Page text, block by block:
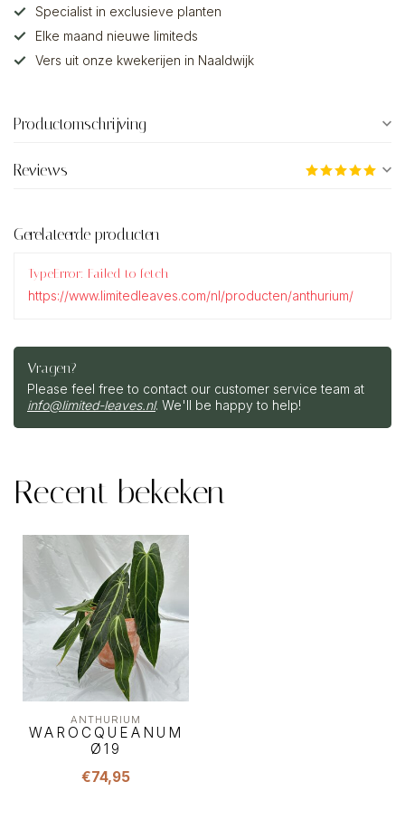
Specialist in exclusieve planten
Elke maand nieuwe limiteds
Vers uit onze kwekerijen in Naaldwijk
Productomschrijving
Reviews
Gerelateerde producten
TypeError: Failed to fetch
https://www.limitedleaves.com/nl/producten/anthurium/
Vragen?
Please feel free to contact our customer service team at
info@limited-leaves.nl. We'll be happy to help!
Recent bekeken
ANTHURIUM
WAROCQUEANUM
Ø19
€74,95